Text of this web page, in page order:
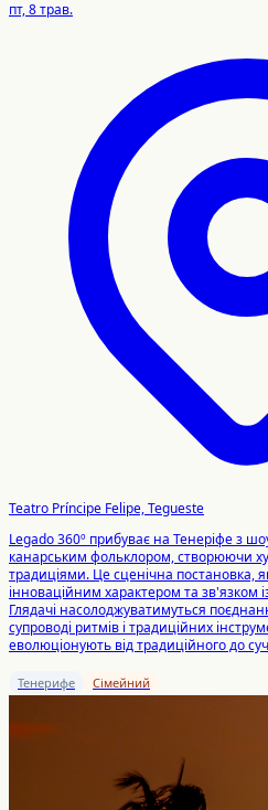
пт, 8 трав.
Teatro Príncipe Felipe, Tegueste
Legado 360º прибуває на Тенеріфе з
канарським фольклором, створюючи
традиціями. Це сценічна постановка,
інноваційним характером та зв'язком
Глядачі насолоджуватимуться
супроводі ритмів і традиційних
еволюціонують від традиційного до
Тенерифе Сімейний